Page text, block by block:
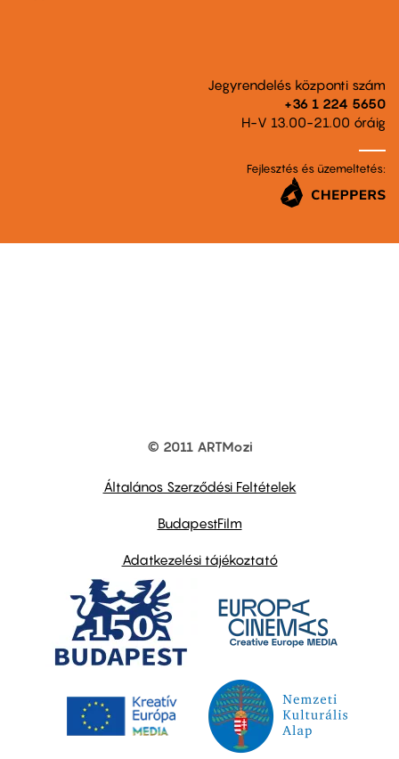
Jegyrendelés központi szám
+36 1 224 5650
H-V 13.00-21.00 óráig
Fejlesztés és üzemeltetés:
© 2011 ARTMozi
Általános Szerződési Feltételek
BudapestFilm
Adatkezelési tájékoztató